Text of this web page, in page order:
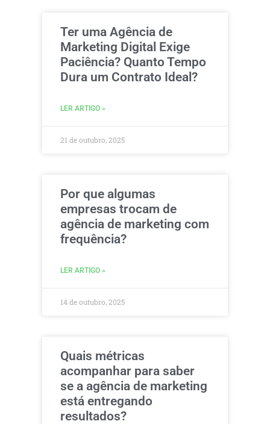
Ter uma Agência de
Marketing Digital Exige
Paciência? Quanto Tempo
Dura um Contrato Ideal?
LER ARTIGO »
21 de outubro, 2025
Por que algumas
empresas trocam de
agência de marketing com
frequência?
LER ARTIGO »
14 de outubro, 2025
Quais métricas
acompanhar para saber
se a agência de marketing
está entregando
resultados?